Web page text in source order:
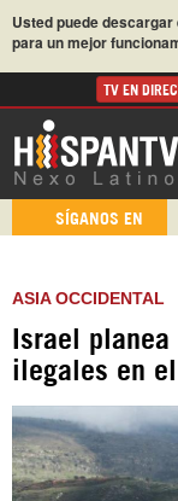
Usted puede
para un mejor
TV EN
SÍGANOS EN
ASIA OCCIDENTAL
Israel
ilegales en el